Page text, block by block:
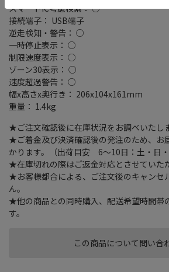
この商品について問い合
スマートIC考慮検索： ○
接続端子： USB端子
逆走検知・警告： ○
一時停止表示： ○
制限速度表示： ○
ゾーン30表示： ○
速度超過警告： ○
幅x高さx奥行き： 206x104x161mm
重量： 1.4kg
★ご注文確認後に在庫状況をお調べいたし
★ご着金及び決済確認後の発注のため、お
かります。（出荷目安 6～10日：土・日・
★在庫切れの際はご返金対応とさせていた
★お客様都合による、ご注文後のキャンセ
ん。
★他の商品との同時購入、配送希望時間帯
す。